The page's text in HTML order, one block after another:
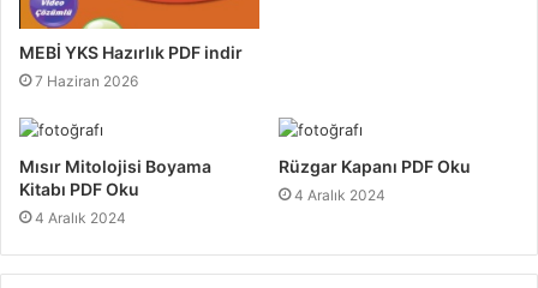
MEBİ YKS Hazırlık PDF indir
7 Haziran 2026
Mısır Mitolojisi Boyama
Kitabı PDF Oku
4 Aralık 2024
Rüzgar Kapanı PDF Oku
4 Aralık 2024